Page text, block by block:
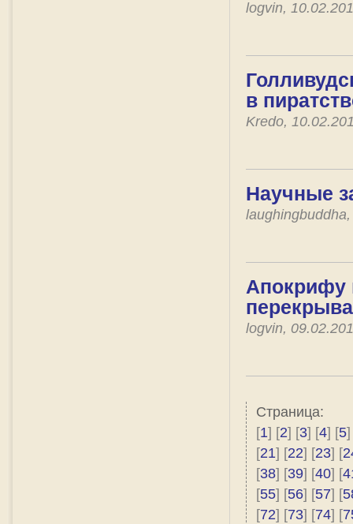
logvin,
в
Kredo,
Научные
Апокрифу
logvin,
Страница:
[1] [2] [3] [4] [5]
[21] [22] [23] [
[38] [39] [40] [
[55] [56] [57] [
[72] [73] [74] [